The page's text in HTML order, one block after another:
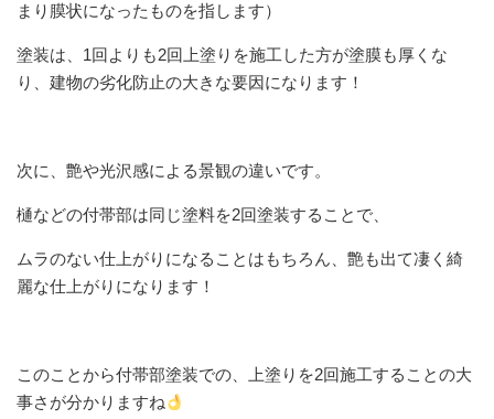
まり膜状になったものを指します）
塗装は、1回よりも2回上塗りを施工した方が塗膜も厚くな
り、建物の劣化防止の大きな要因になります！
次に、艶や光沢感による景観の違いです。
樋などの付帯部は同じ塗料を2回塗装することで、
ムラのない仕上がりになることはもちろん、艶も出て凄く綺
麗な仕上がりになります！
このことから付帯部塗装での、上塗りを2回施工することの大
事さが分かりますね